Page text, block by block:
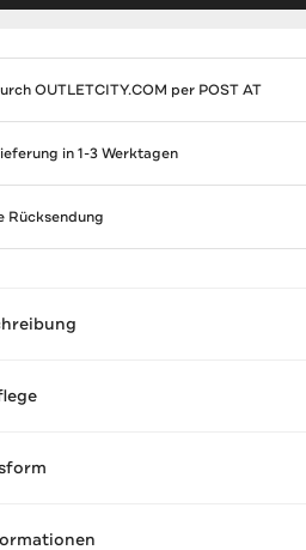
OUTLETCITY.COM per POST AT
in 1-3 Werktagen
Rücksendung